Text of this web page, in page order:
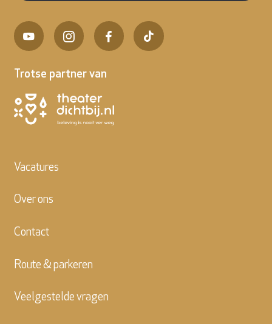
Trotse partner van
Vacatures
Over ons
Contact
Route & parkeren
Veelgestelde vragen